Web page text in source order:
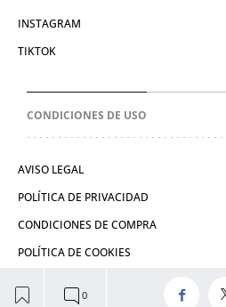
INSTAGRAM
TIKTOK
CONDICIONES DE USO
AVISO LEGAL
POLÍTICA DE PRIVACIDAD
CONDICIONES DE COMPRA
POLÍTICA DE COOKIES